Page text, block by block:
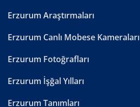
Erzurum Araştırmaları
Erzurum Canlı Mobese Kameraları
Erzurum Fotoğrafları
Erzurum İşğal Yılları
Erzurum Tanımları